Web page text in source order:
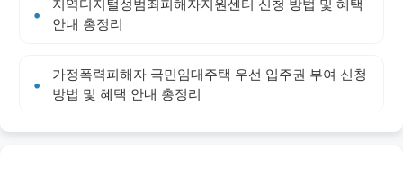
지역디지털성범죄피해자지원센터 신청 방법 및 혜택
안내 총정리
가정폭력피해자 국민임대주택 우선 입주권 부여 신청
방법 및 혜택 안내 총정리